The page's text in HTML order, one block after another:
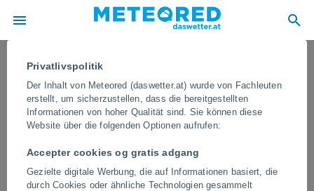
Privatlivspolitik
Der Inhalt von Meteored (daswetter.at) wurde von Fachleuten
erstellt, um sicherzustellen, dass die bereitgestellten
Informationen von hoher Qualität sind. Sie können diese
Website über die folgenden Optionen aufrufen:
Accepter cookies og gratis adgang
Gezielte digitale Werbung, die auf Informationen basiert, die
durch Cookies oder ähnliche Technologien gesammelt